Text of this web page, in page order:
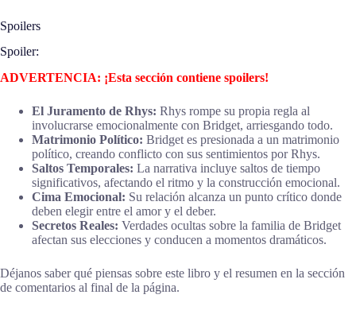
Spoilers
Spoiler:
ADVERTENCIA: ¡Esta sección contiene spoilers!
El Juramento de Rhys: Rhys rompe su propia regla al
involucrarse emocionalmente con Bridget, arriesgando todo.
Matrimonio Político: Bridget es presionada a un matrimonio
político, creando conflicto con sus sentimientos por Rhys.
Saltos Temporales: La narrativa incluye saltos de tiempo
significativos, afectando el ritmo y la construcción emocional.
Cima Emocional: Su relación alcanza un punto crítico donde
deben elegir entre el amor y el deber.
Secretos Reales: Verdades ocultas sobre la familia de Bridget
afectan sus elecciones y conducen a momentos dramáticos.
Déjanos saber qué piensas sobre este libro y el resumen en la sección
de comentarios al final de la página.